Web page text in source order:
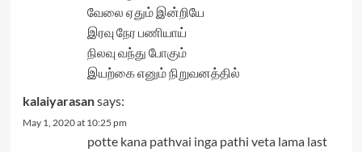
வேலை ஏதும் இன்றியே
இரவு நேர பணியாய்
நிலவு வந்து போகும்
இயற்கை எனும் நிறுவனத்தில்
kalaiyarasansays:
May 1, 2020 at 10:25 pm
potte kana pathvai inga pathi veta lama last